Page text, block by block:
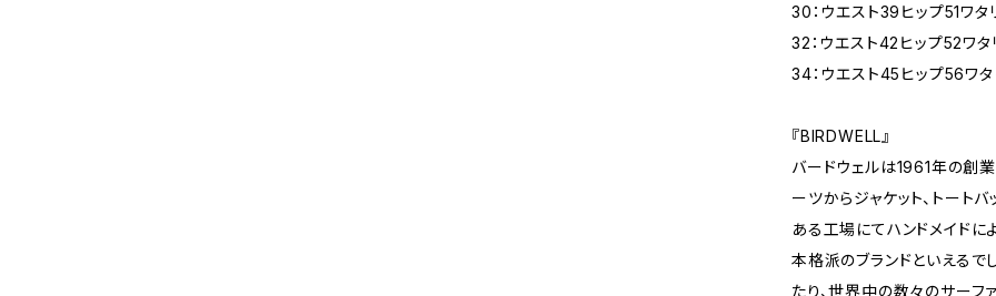
30：ウエスト39ヒップ51ワ
32：ウエスト42ヒップ52ワ
34：ウエスト45ヒップ56ワ
『BIRDWELL』
バードウェルは1961年の創
ーツからジャケット、トート
ある工場にてハンドメイドに
本格派のブランドといえるで
たり、世界中の数々のサーフ